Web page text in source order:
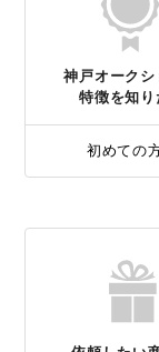
神戸オークシ
特徴を知り
初めての